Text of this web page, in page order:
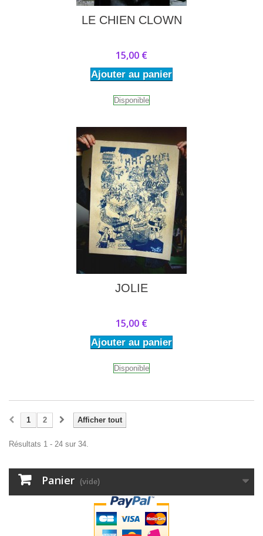
LE CHIEN CLOWN
15,00 €
Ajouter au panier
Disponible
JOLIE
15,00 €
Ajouter au panier
Disponible
Afficher tout
1 2
Résultats 1 - 24 sur 34.
Panier (vide)